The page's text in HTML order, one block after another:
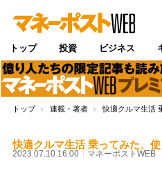
トップ 投資 ビジネス
トップ 連載・著者 快適クルマ生活
快適クルマ生活 乗ってみた、
2023.07.10 16:00 マネーポストWEB